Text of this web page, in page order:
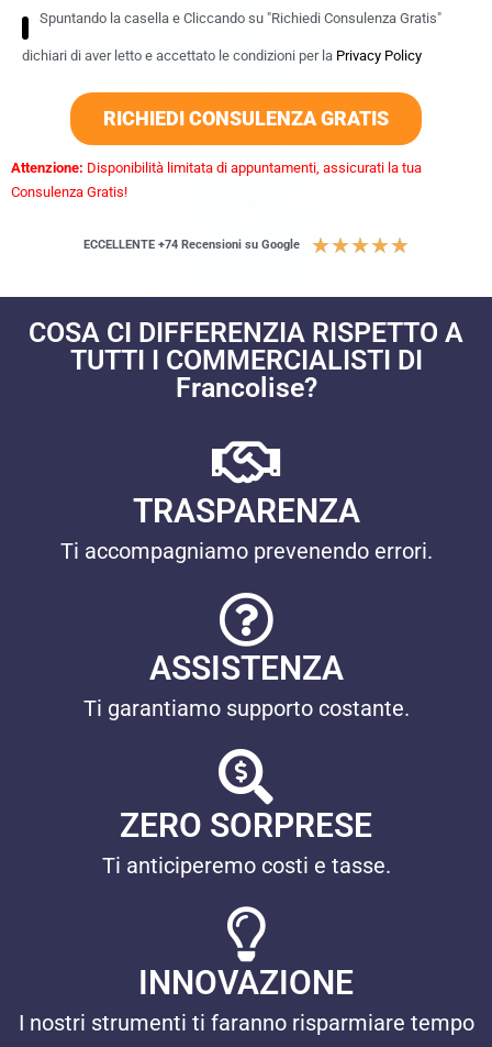
Spuntando la casella e Cliccando su "Richiedi Consulenza Gratis"
dichiari di aver letto e accettato le condizioni per la Privacy Policy
RICHIEDI CONSULENZA GRATIS
Attenzione: Disponibilità limitata di appuntamenti, assicurati la tua
Consulenza Gratis!
ECCELLENTE +74 Recensioni su Google ★★★★★
COSA CI DIFFERENZIA RISPETTO A
TUTTI I COMMERCIALISTI DI
Francolise?
TRASPARENZA
Ti accompagniamo prevenendo errori.
ASSISTENZA
Ti garantiamo supporto costante.
ZERO SORPRESE
Ti anticiperemo costi e tasse.
INNOVAZIONE
I nostri strumenti ti faranno risparmiare tempo